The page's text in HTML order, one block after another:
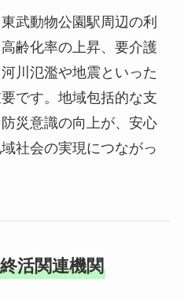
武動物公園駅周辺の利
齢化率の上昇、要介護
川氾濫や地震といった
です。地域包括的な支
災意識の向上が、安心
社会の実現につながっ
活関連機関